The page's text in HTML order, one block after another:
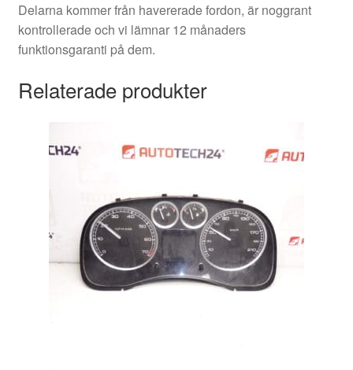
Delarna kommer från havererade fordon, är noggrant
kontrollerade och vi lämnar 12 månaders
funktionsgaranti på dem.
Relaterade produkter